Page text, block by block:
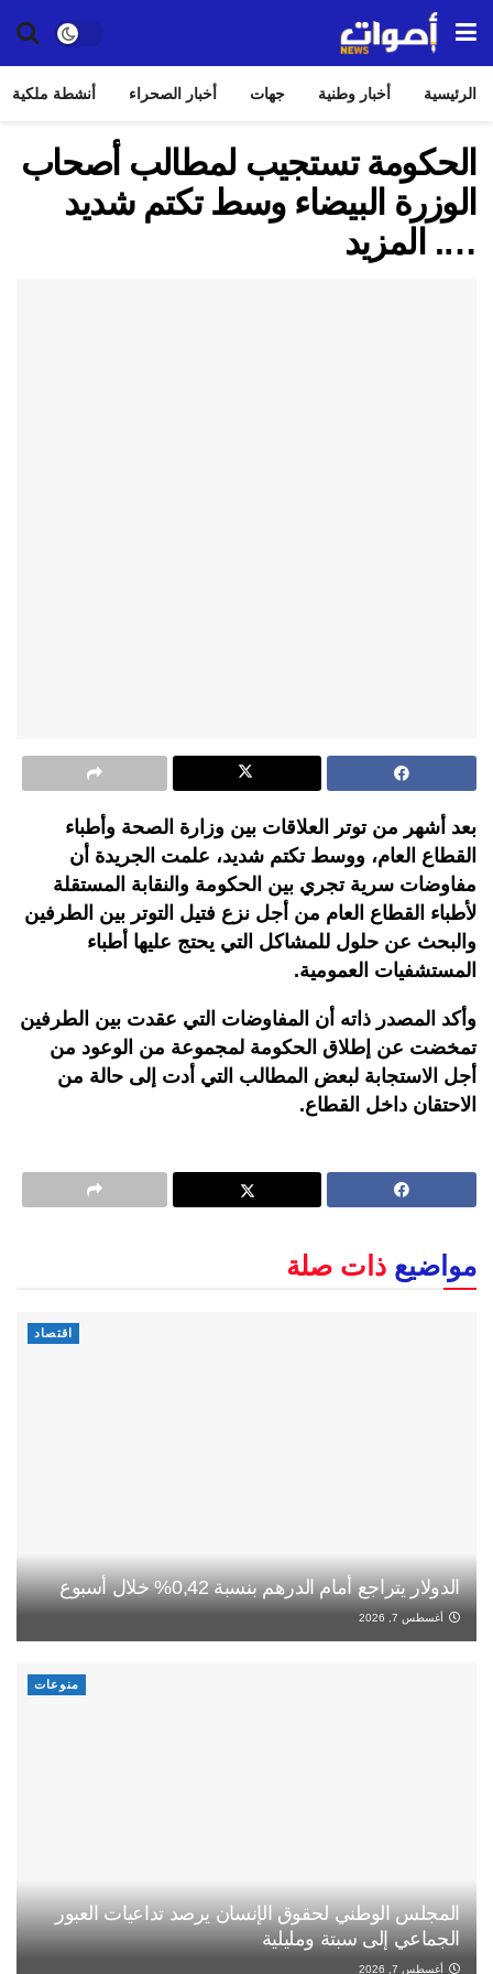
الرئيسية أخبار وطنية جهات أخبار الصحراء أنشطة ملكية
الحكومة تستجيب لمطالب أصحاب
الوزرة البيضاء وسط تكتم شديد
…. المزيد
بعد أشهر من توتر العلاقات بين وزارة الصحة وأطباء
القطاع العام، ووسط تكتم شديد، علمت الجريدة أن
مفاوضات سرية تجري بين الحكومة والنقابة المستقلة
لأطباء القطاع العام من أجل نزع فتيل التوتر بين الطرفين
والبحث عن حلول للمشاكل التي يحتج عليها أطباء
المستشفيات العمومية.
وأكد المصدر ذاته أن المفاوضات التي عقدت بين الطرفين
تمخضت عن إطلاق الحكومة لمجموعة من الوعود من
أجل الاستجابة لبعض المطالب التي أدت إلى حالة من
الاحتقان داخل القطاع.
مواضيع ذات صلة
اقتصاد
الدولار يتراجع أمام الدرهم بنسبة 0,42% خلال أسبوع
أغسطس 7, 2026
منوعات
المجلس الوطني لحقوق الإنسان يرصد تداعيات العبور
الجماعي إلى سبتة ومليلية
أغسطس 7, 2026